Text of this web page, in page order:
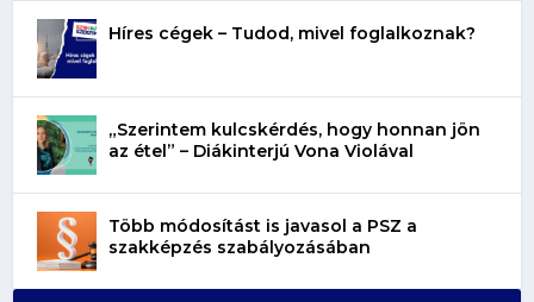
Híres cégek – Tudod, mivel foglalkoznak?
„Szerintem kulcskérdés, hogy honnan jön
az étel” – Diákinterjú Vona Violával
Több módosítást is javasol a PSZ a
szakképzés szabályozásában